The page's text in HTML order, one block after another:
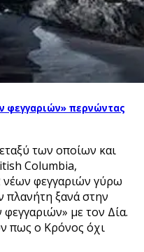
φεγγαριών» περνώντας
των οποίων και
Columbia,
φεγγαριών γύρω
πλανήτη ξανά στην
με τον Δία.
πως ο Κρόνος όχι